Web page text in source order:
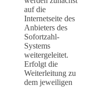
auf die
Internetseite des
Anbieters des
Sofortzahl-
Systems
weitergeleitet.
Erfolgt die
Weiterleitung zu
dem jeweiligen